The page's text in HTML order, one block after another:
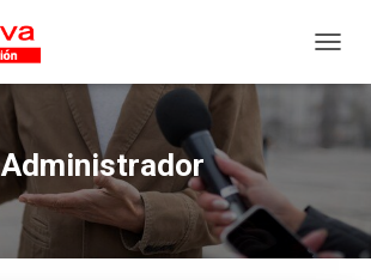
Administrador